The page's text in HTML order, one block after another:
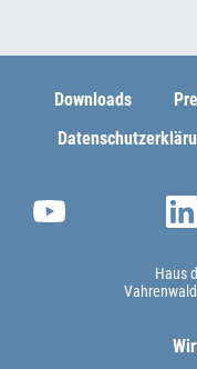
Downloads
Haus